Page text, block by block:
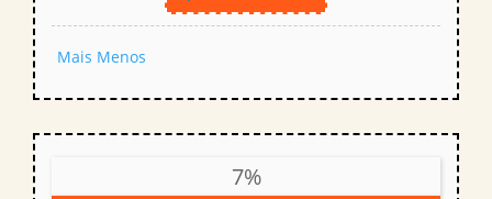
Mais Menos
7%